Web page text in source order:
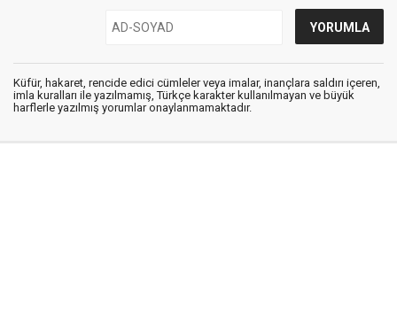
Küfür, hakaret, rencide edici cümleler veya imalar, inançlara saldırı içeren,
imla kuralları ile yazılmamış, Türkçe karakter kullanılmayan ve büyük
harflerle yazılmış yorumlar onaylanmamaktadır.